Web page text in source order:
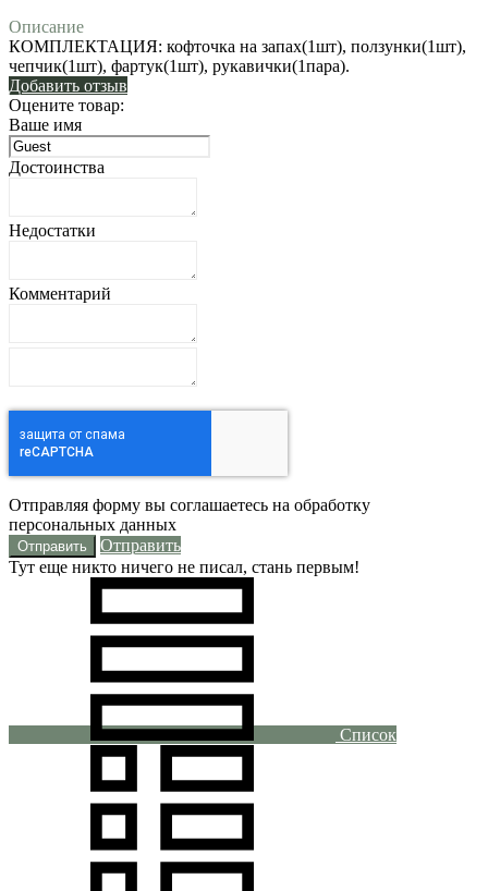
Описание
КОМПЛЕКТАЦИЯ: кофточка на запах(1шт), ползунки(1шт),
чепчик(1шт), фартук(1шт), рукавички(1пара).
Добавить отзыв
Оцените товар:
Ваше имя
Достоинства
Недостатки
Комментарий
Отправляя форму вы соглашаетесь на обработку
персональных данных
Отправить
Тут еще никто ничего не писал, стань первым!
Список